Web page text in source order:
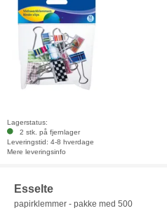
Lagerstatus:
2 stk. på fjernlager
Leveringstid: 4-8 hverdage
Mere leveringsinfo
Esselte
papirklemmer - pakke med 500